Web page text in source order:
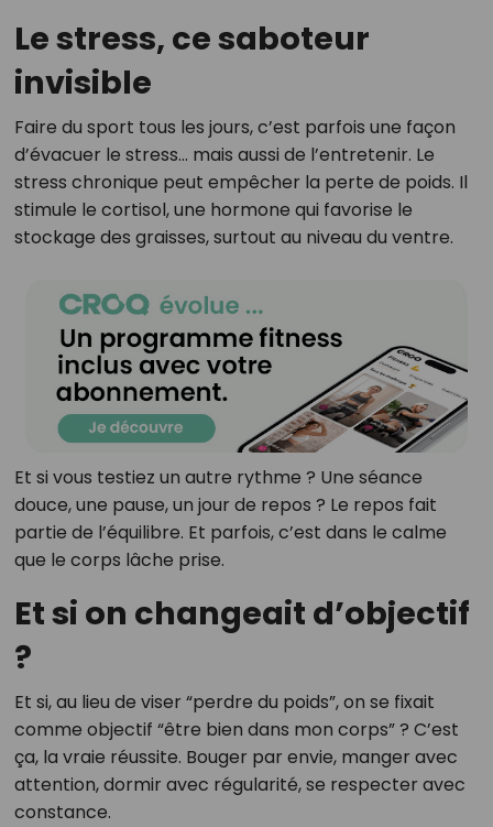
Le stress, ce saboteur
invisible
Faire du sport tous les jours, c’est parfois une façon
d’évacuer le stress… mais aussi de l’entretenir. Le
stress chronique peut empêcher la perte de poids. Il
stimule le cortisol, une hormone qui favorise le
stockage des graisses, surtout au niveau du ventre.
Et si vous testiez un autre rythme ? Une séance
douce, une pause, un jour de repos ? Le repos fait
partie de l’équilibre. Et parfois, c’est dans le calme
que le corps lâche prise.
Et si on changeait d’objectif
?
Et si, au lieu de viser “perdre du poids”, on se fixait
comme objectif “être bien dans mon corps” ? C’est
ça, la vraie réussite. Bouger par envie, manger avec
attention, dormir avec régularité, se respecter avec
constance.